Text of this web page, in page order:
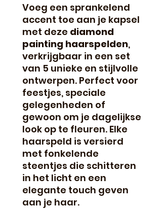
Voeg een sprankelend
accent toe aan je kapsel
met deze diamond
painting haarspelden,
verkrijgbaar in een set
van 5 unieke en stijlvolle
ontwerpen. Perfect voor
feestjes, speciale
gelegenheden of
gewoon om je dagelijkse
look op te fleuren. Elke
haarspeld is versierd
met fonkelende
steentjes die schitteren
in het licht en een
elegante touch geven
aan je haar.